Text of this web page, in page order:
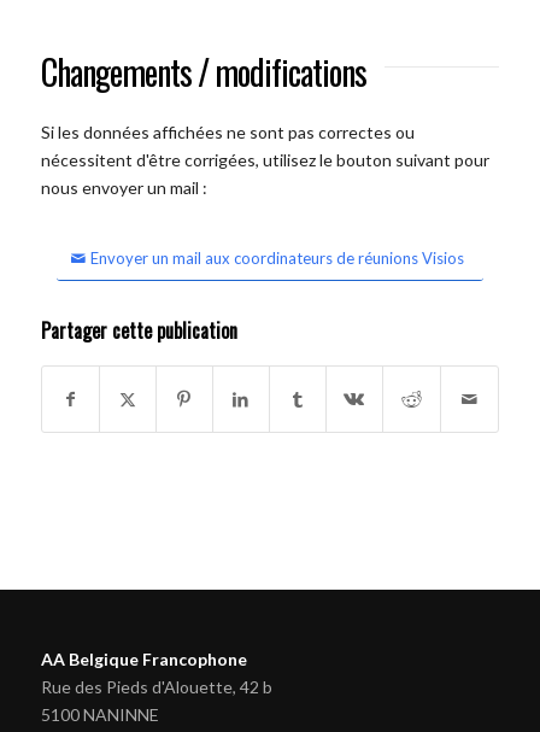
Changements / modifications
Si les données affichées ne sont pas correctes ou
nécessitent d'être corrigées, utilisez le bouton suivant pour
nous envoyer un mail :
Envoyer un mail aux coordinateurs de réunions Visios
Partager cette publication
AA Belgique Francophone
Rue des Pieds d'Alouette, 42 b
5100 NANINNE